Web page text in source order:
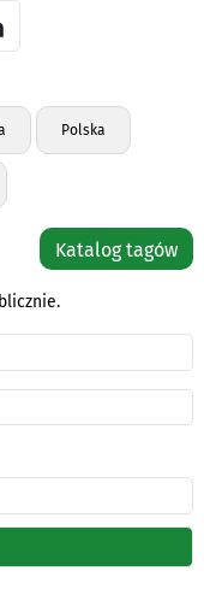
Polska
Katalog tagów